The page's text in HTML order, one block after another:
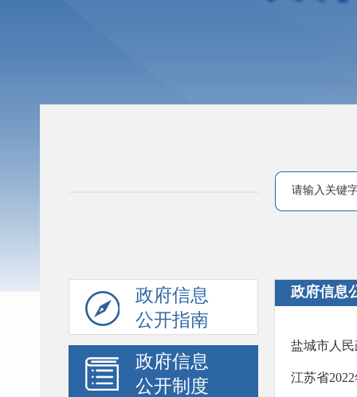
政府信息
公开指南
政府信息
公开制度
政府信息
盐城市人
江苏省